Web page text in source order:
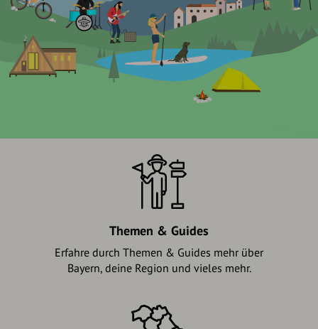
Themen & Guides
Erfahre durch Themen & Guides mehr über
Bayern, deine Region und vieles mehr.